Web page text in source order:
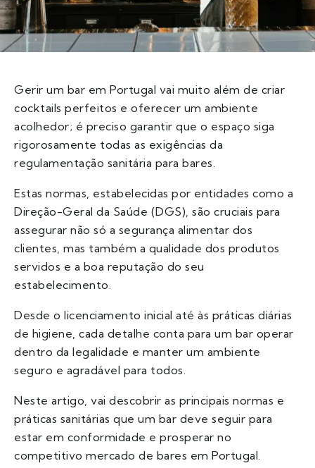
Gerir um bar em Portugal vai muito além de criar
cocktails perfeitos e oferecer um ambiente
acolhedor; é preciso garantir que o espaço siga
rigorosamente todas as exigências da
regulamentação sanitária para bares.
Estas normas, estabelecidas por entidades como a
Direção-Geral da Saúde (DGS), são cruciais para
assegurar não só a segurança alimentar dos
clientes, mas também a qualidade dos produtos
servidos e a boa reputação do seu
estabelecimento.
Desde o licenciamento inicial até às práticas diárias
de higiene, cada detalhe conta para um bar operar
dentro da legalidade e manter um ambiente
seguro e agradável para todos.
Neste artigo, vai descobrir as principais normas e
práticas sanitárias que um bar deve seguir para
estar em conformidade e prosperar no
competitivo mercado de bares em Portugal.